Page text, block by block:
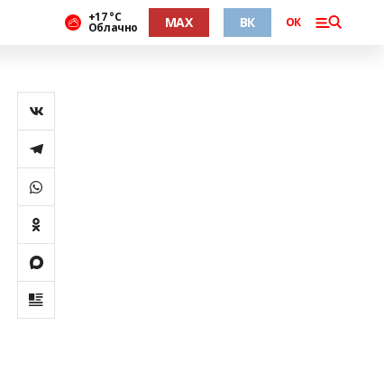
+17 °С
Облачно MAX ВК ОК